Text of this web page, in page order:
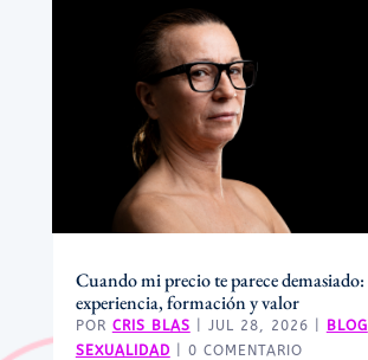
Cuando mi precio te parece demasiado:
experiencia, formación y valor
POR CRIS BLAS JUL 28, 2026 BLOG
SEXUALIDAD | 0 COMENTARIO